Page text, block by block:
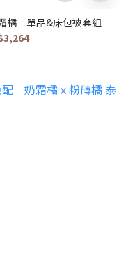
橘｜單品&床包被套組